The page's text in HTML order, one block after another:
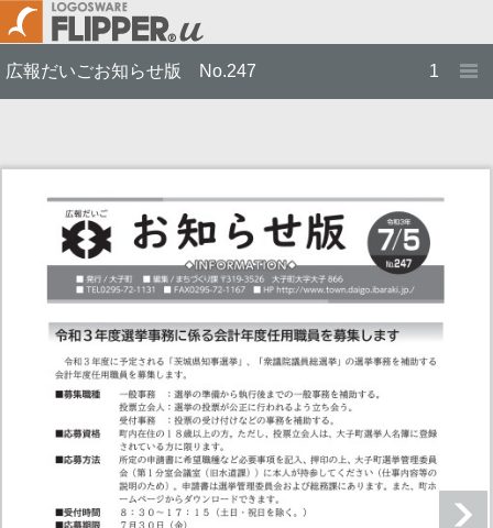
広報だいごお知らせ版 No.247 1